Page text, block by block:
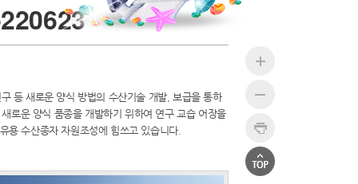
등 새로운 양식 방법의 수산기술 개발, 보급을 통하
로운 양식 품종을 개발하기 위하여 연구 교습 어장을
용 수산종자 자원조성에 힘쓰고 있습니다.